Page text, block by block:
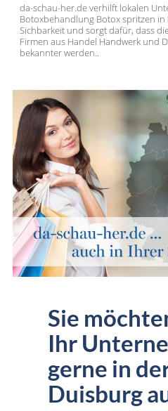
da-schau-her.de verhilft lokalen
Botoxbehandlung Botox spritzen
Sichbarkeit und sorgt dafür, dass
Firmen aus Handel Handwerk und
bekannter werden..
Sie
Ihr
gerne in
Duisburg